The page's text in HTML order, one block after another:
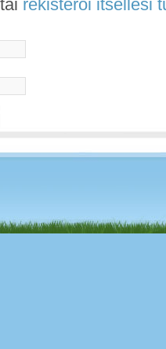
rekisteröi itsellesi